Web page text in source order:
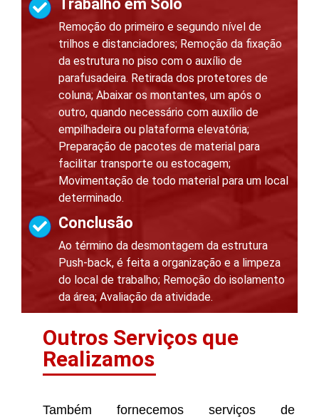
Trabalho em Solo
Remoção do primeiro e segundo nível de
trilhos e distanciadores; Remoção da fixação
da estrutura no piso com o auxílio de
parafusadeira. Retirada dos protetores de
coluna; Abaixar os montantes, um após o
outro, quando necessário com auxílio de
empilhadeira ou plataforma elevatória;
Preparação de pacotes de material para
facilitar transporte ou estocagem;
Movimentação de todo material para um local
determinado.
Conclusão
Ao término da desmontagem da estrutura
Push-back, é feita a organização e a limpeza
do local de trabalho; Remoção do isolamento
da área; Avaliação da atividade.
Outros Serviços que
Realizamos
Também fornecemos serviços de